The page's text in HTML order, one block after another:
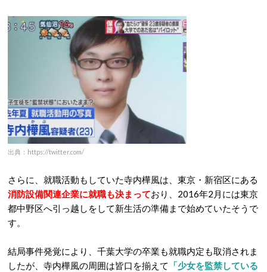
出典：https://twitter.com/
さらに、就職活動もしていた寺内樺風は、東京・新宿区にある
消防設備関連企業に就職も決まっており、2016年2月には東京
都中野区へ引っ越しをして新生活の準備まで始めていたそうで
す。
結局事件発覚により、千葉大学の卒業も就職内定も取消されま
したが、寺内樺風の周囲は皆口を揃えて
「少女を監禁している